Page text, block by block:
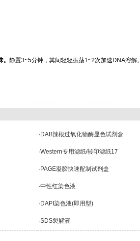
静置3~5分钟，其间轻轻振荡1~2次加速DNA溶解。
· DAB辣根过氧化物酶显色试剂盒
·Western专用滤纸/转印滤纸17
· PAGE凝胶快速配制试剂盒
·中性红染色液
· DAPI染色液(即用型)
·SDS裂解液